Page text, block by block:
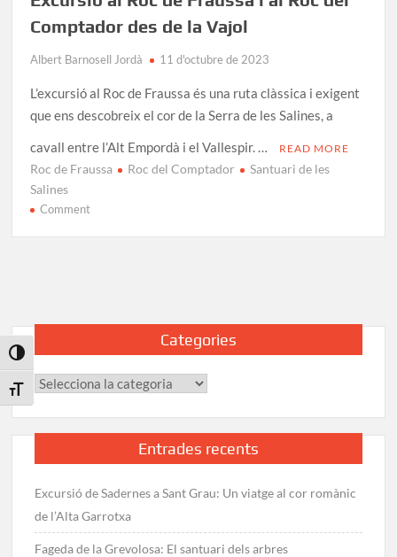
Toggle High Contrast
Toggle Font size
Comptador des de la Vajol
Albert Barnosell Jordà 11 d'octubre de 2023
L’excursió al Roc de Fraussa és una ruta clàssica i exigent
que ens descobreix el cor de la Serra de les Salines, a
cavall entre l’Alt Empordà i el Vallespir. …
READ MORE
Roc de Fraussa Roc del Comptador
Santuari de les
Salines
Commenton
i
del
la
Categories
Categories
Entrades recents
Excursió de Sadernes a Sant Grau: Un viatge al cor romànic
de l’Alta Garrotxa
Fageda de la Grevolosa: El santuari dels arbres